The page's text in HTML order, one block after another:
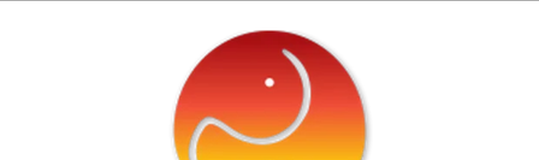
HAR DU SPØRGSMÅL?